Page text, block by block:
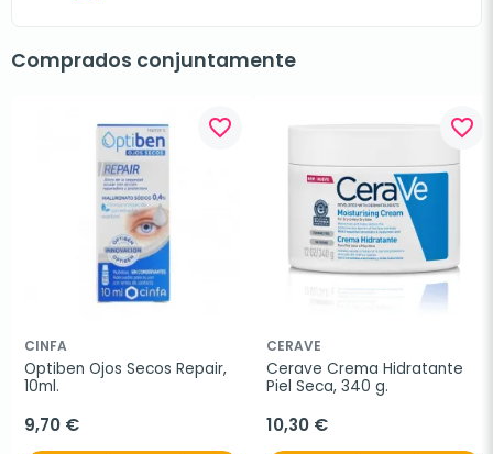
Comprados conjuntamente
favorite_border
CINFA
Optiben Ojos Secos Repair,
10ml.
9,70 €
favorite_border
CERAVE
Cerave Crema Hidratante
Piel Seca, 340 g.
10,30 €